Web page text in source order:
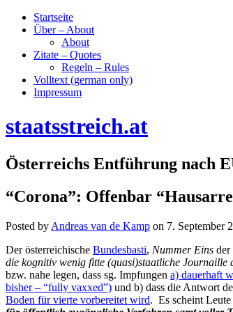
Startseite
Über – About
About
Zitate – Quotes
Regeln – Rules
Volltext (german only)
Impressum
staatsstreich.at
Österreichs Entführung nach
“Corona”: Offenbar
Posted by Andreas van de Kamp on 7. September
Der österreichische Bundesbasti, Nummer Eins der
die kognitiv wenig fitte (quasi)staatliche Journaille
bzw. nahe legen, dass sg. Impfungen a) dauerhaft
bisher – “fully vaxxed”) und b) dass die Antwort
Boden für vierte vorbereitet wird. Es scheint Leute